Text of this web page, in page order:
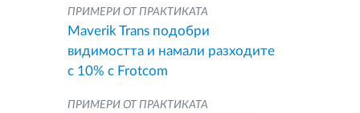
ПРИМЕРИ ОТ ПРАКТИКАТА
Maverik Trans подобри
видимостта и намали разходите
с 10% с Frotcom
ПРИМЕРИ ОТ ПРАКТИКАТА